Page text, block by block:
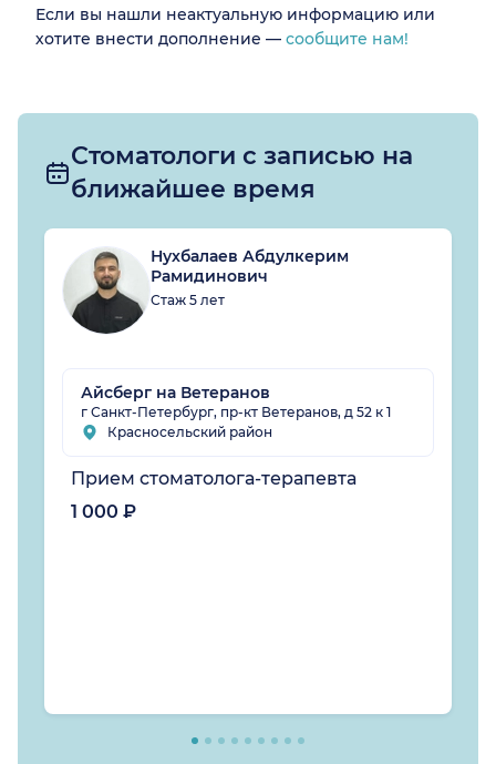
Если вы нашли неактуальную информацию или
хотите внести дополнение — сообщите нам!
Стоматологи с записью на
ближайшее время
Нухбалаев Абдулкерим
Рамидинович
Стаж 5 лет
Айсберг на Ветеранов
г Санкт-Петербург, пр-кт Ветеранов, д 52 к 1
Красносельский район
Прием стоматолога-терапевта
1 000 ₽